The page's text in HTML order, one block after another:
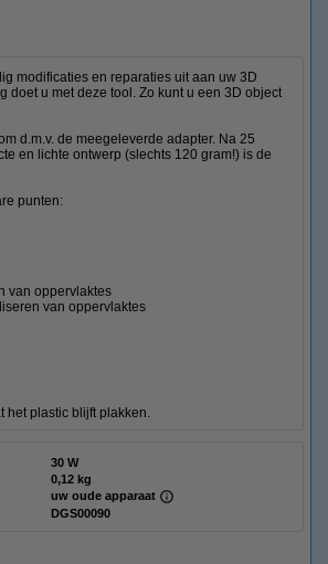
modificaties en reparaties uit aan uw 3D
doet u met deze tool. Zo kunt u een 3D object
d.m.v. de meegeleverde adapter. Na 25
en lichte ontwerp (slechts 120 gram!) is de
punten:
van oppervlaktes
van oppervlaktes
het plastic blijft plakken.
30 W
0,12 kg
uw oude apparaat
DGS00090